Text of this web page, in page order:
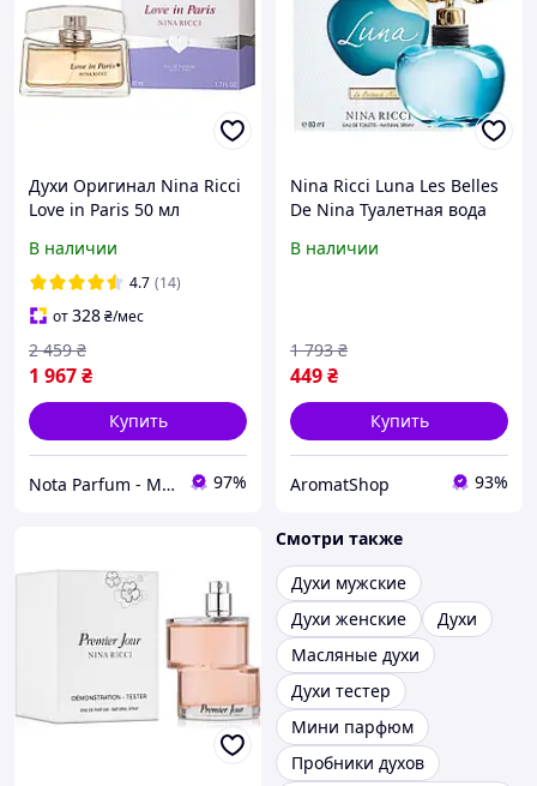
Духи Оригинал Nina Ricci
Love in Paris 50 мл
В наличии
4.7 (14)
от328₴/мес
1 967₴
2 459 ₴
Купить
Nota Parfum - Магазин оригинальной парфюмерии оптом и в розницу 97%
Nina Ricci Luna Les Belles
De Nina Туалетная вода
В наличии
449₴
1 793 ₴
Купить
AromatShop 93%
Смотри также
Духи мужские
Духи женские
Духи
Масляные духи
Духи тестер
Мини парфюм
Пробники духов